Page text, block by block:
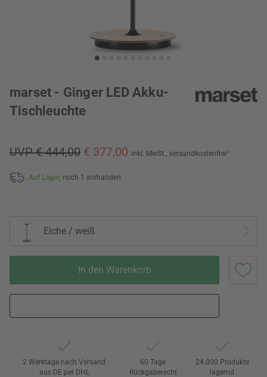
marset - Ginger LED Akku-
Tischleuchte
UVP € 444,00 € 377,00 inkl. MwSt., versandkostenfrei*
Auf Lager, noch 1 vorhanden
Eiche / weiß
In den Warenkorb
2 Werktage nach Versand
aus DE per DHL
60 Tage
Rückgaberecht
24.000 Produkte
lagernd